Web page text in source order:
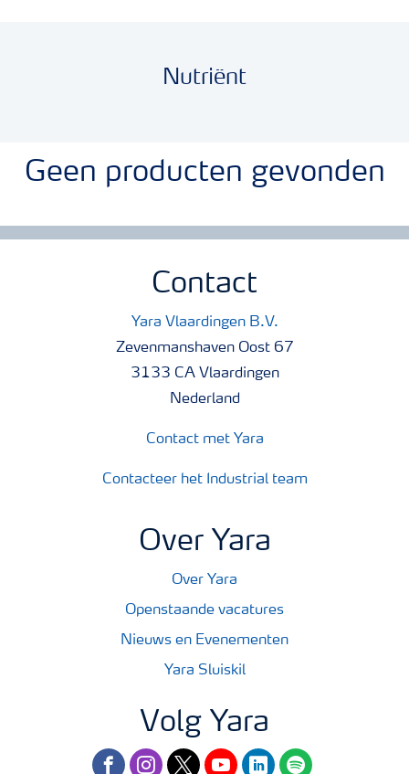
Nutriënt
Geen producten gevonden
Contact
Yara Vlaardingen B.V.
Zevenmanshaven Oost 67
3133 CA Vlaardingen
Nederland
Contact met Yara
Contacteer het Industrial team
Over Yara
Over Yara
Openstaande vacatures
Nieuws en Evenementen
Yara Sluiskil
Volg Yara
facebookinstagram
twitteryoutubelinkedinspotify